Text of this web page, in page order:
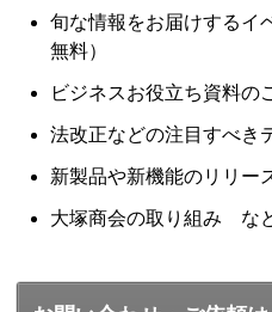
旬な情報をお届けするイ
無料）
ビジネスお役立ち資料の
法改正などの注目すべき
新製品や新機能のリリー
大塚商会の取り組み な